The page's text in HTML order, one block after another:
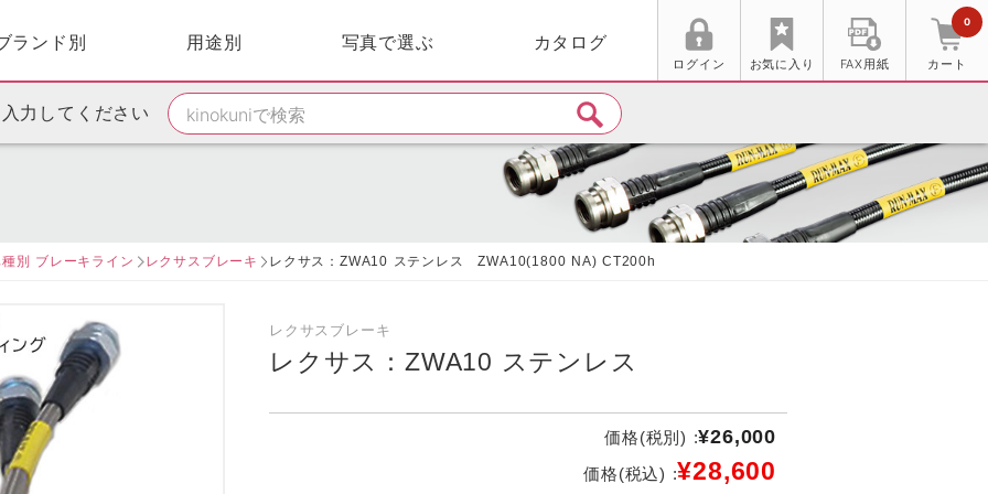
ランド別 用途別 写真で選ぶ カタログ
ログイン お気に入り FAX用紙 カート
0
力してください
別 ブレーキライン レクサスブレーキ レクサス：ZWA10 ステンレス ZWA10(1800 NA) CT200h
レクサスブレーキ
レクサス：ZWA10 ステンレス
価格(税別) :¥26,000
価格(税込) :¥28,600